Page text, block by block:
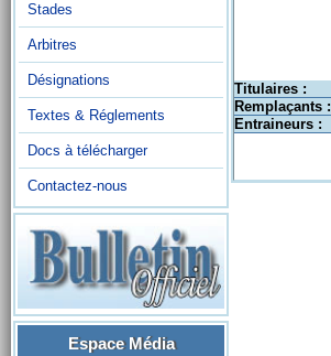
Stades
Arbitres
Désignations
Textes & Réglements
Docs à télécharger
Contactez-nous
Espace Média
Titulaires :
Remplaçants :
Entraineurs :